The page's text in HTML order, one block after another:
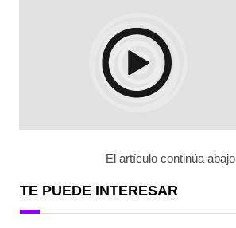
El artículo continúa abajo
TE PUEDE INTERESAR